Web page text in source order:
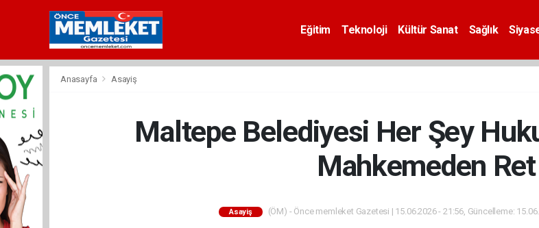
Eğitim Teknoloji Kültür Sanat Sağlık
Anasayfa Asayiş
Maltepe Belediyesi Her Şey
Mahkemeden
Asayiş (ÖM) - Önce memleket Gazetesi | 15.06.2026 - 21:56, Güncelleme: